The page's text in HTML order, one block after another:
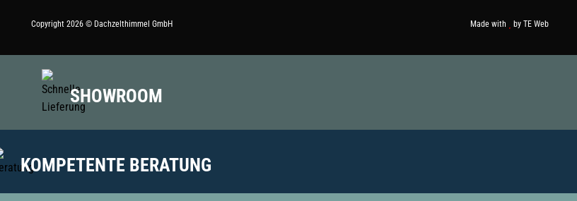
Copyright 2026 © Dachzelthimmel GmbH Made with by TE Web
SHOWROOM
KOMPETENTE BERATUNG